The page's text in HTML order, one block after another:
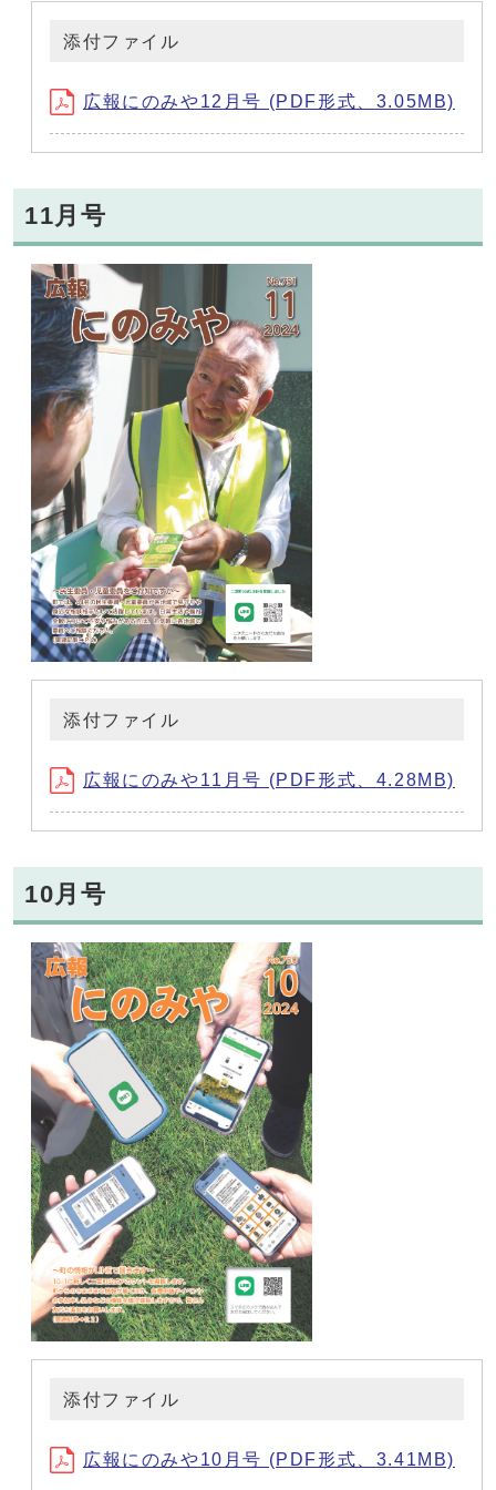
添付ファイル
広報にのみや12月号 (PDF形式、3.05MB)
11月号
添付ファイル
広報にのみや11月号 (PDF形式、4.28MB)
10月号
添付ファイル
広報にのみや10月号 (PDF形式、3.41MB)